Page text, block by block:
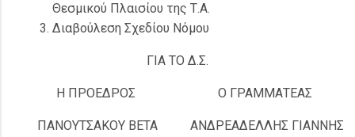
Θεσμικού Πλαισίου της Τ.Α.
Διαβούλεση Σχεδίου Νόμου
ΓΙΑ ΤΟ Δ.Σ.
Η ΠΡΟΕΔΡΟΣ
ΠΑΝΟΥΤΣΑΚΟΥ ΒΕΤΑ
Ο ΓΡΑΜΜΑΤΕΑΣ
ΑΝΔΡΕΑΔΕΛΛΗΣ ΓΙΑΝΝΗΣ